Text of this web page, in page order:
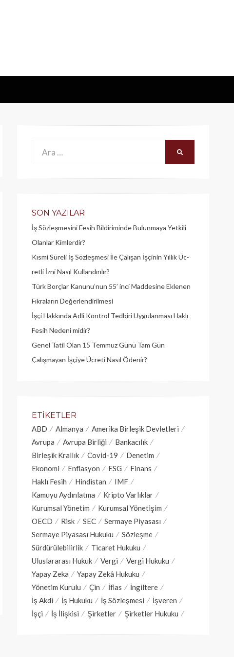
Ara:
SON YAZILAR
İş Sözleşmesini Fesih Bildiriminde Bulunmaya Yetkili
Olanlar Kimlerdir?
Kısmi Süreli İş Sözleşmesi İle Çalışan İşçinin Yıllık Üc­
retli İzni Nasıl Kullandırılır?
Türk Borçlar Kanunu’nun 55’ inci Maddesine Eklenen
Fıkraların Değerlendirilmesi
İşçi Hakkında Adli Kontrol Tedbiri Uygulanması Haklı
Fesih Nedeni midir?
Genel Tatil Olan 15 Temmuz Günü Tam Gün
Çalışmayan İşçiye Ücreti Nasıl Ödenir?
ETIKETLER
ABD Almanya
Amerika Birleşik Devletleri
Avrupa
Avrupa Birliği
Bankacılık
Birleşik Krallık
Covid-19
Denetim
Ekonomi
Enflasyon ESG
Finans
Haklı Fesih
Hindistan
IMF
Kamuyu Aydınlatma
Kripto Varlıklar
Kurumsal Yönetim
Kurumsal Yönetişim
OECD
Risk SEC
Sermaye Piyasası
Sermaye Piyasası Hukuku
Sözleşme
Sürdürülebilirlik
Ticaret Hukuku
Uluslararası Hukuk
Vergi
Vergi Hukuku
Yapay Zeka
Yapay Zekâ Hukuku
Yönetim Kurulu
Çin İflas
İngiltere
İş Akdi
İş Hukuku İş Sözleşmesi
İşveren
İşçi
İş İlişkisi Şirketler Şirketler Hukuku